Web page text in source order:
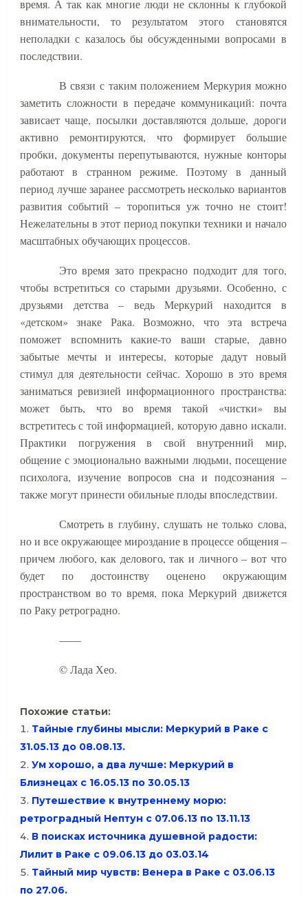
время. А так как многие люди не склонны к глубокой
внимательности, то результатом этого становятся
неполадки с казалось бы обсужденными вопросами в
последствии.
В связи с таким положением Меркурия можно
заметить сложности в передаче коммуникаций: почта
зависает чаще, посылки доставляются дольше, дороги
активно ремонтируются, что формирует большие
пробки, документы перепутываются, нужные конторы
работают в странном режиме. Поэтому в данный
период лучше заранее рассмотреть несколько вариантов
развития событий – торопиться уж точно не стоит!
Нежелательны в этот период покупки техники и начало
масштабных обучающих процессов.
Это время зато прекрасно подходит для того,
чтобы встретиться со старыми друзьями. Особенно, с
друзьями детства – ведь Меркурий находится в
«детском» знаке Рака. Возможно, что эта встреча
поможет вспомнить какие-то ваши старые, давно
забытые мечты и интересы, которые дадут новый
стимул для деятельности сейчас. Хорошо в это время
заниматься ревизией информационного пространства:
может быть, что во время такой «чистки» вы
встретитесь с той информацией, которую давно искали.
Практики погружения в свой внутренний мир,
общение с эмоционально важными людьми, посещение
психолога, изучение вопросов сна и подсознания –
также могут принести обильные плоды впоследствии.
Смотреть в глубину, слушать не только слова,
но и все окружающее мироздание в процессе общения –
причем любого, как делового, так и личного – вот что
будет по достоинству оценено окружающим
пространством во то время, пока Меркурий движется
по Раку ретроградно.
——
© Лада Хео.
Похожие статьи:
Тайные глубины мысли: Меркурий в Раке с
31.05.13 до 08.08.13.
Ум хорошо, а два лучше: Меркурий в
Близнецах с 16.05.13 по 30.05.13
Путешествие к внутреннему морю:
ретроградный Нептун с 07.06.13 по 13.11.13
В поисках источника душевной радости:
Лилит в Раке с 09.06.13 до 03.03.14
Тайный мир чувств: Венера в Раке с 03.06.13
по 27.06.